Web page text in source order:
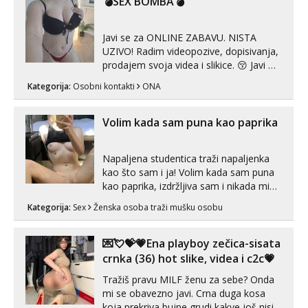
Javi se za ONLINE ZABAVU. NISTA
UZIVO! Radim videopozive, dopisivanja,
prodajem svoja videa i slikice. 😚 Javi mi
Telegram. +385 91 723 0045
Kategorija: Osobni kontakti ONA
Volim kada sam puna kao paprika
Napaljena studentica traži napaljenka
kao što sam i ja! Volim kada sam puna
kao paprika, izdržljiva sam i nikada mi
puta dnevno bilo kad i bilo gdje zato se
link ispod i nadji me tamo, cekam te!
Kategorija: Sex Ženska osoba traži mušku osobu
💌💘💝💗Ena playboy zečica-sisata
crnka (36) hot slike, videa i c2c💗
Tražiš pravu MILF ženu za sebe? Onda
mi se obavezno javi. Crna duga kosa